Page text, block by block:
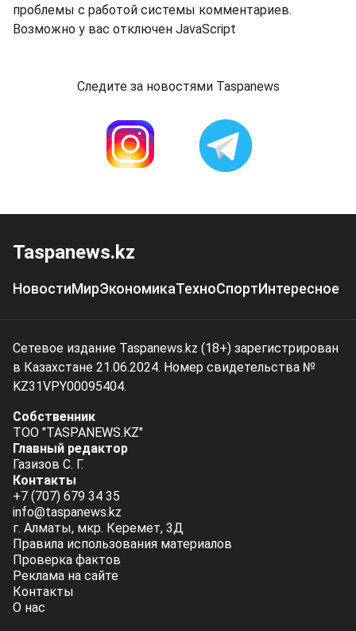
проблемы с работой системы комментариев.
Возможно у вас отключен JavaScript
Следите за новостями Taspanews
Taspanews.kz
НовостиМирЭкономикаТехноСпортИнтересное
Сетевое издание Taspanews.kz (18+) зарегистрирован
в Казахстане 21.06.2024. Номер свидетельства №
KZ31VPY00095404.
Собственник
ТОО "TASPANEWS.KZ"
Главный редактор
Газизов С. Г.
Контакты
+7 (707) 679 34 35
info@taspanews.kz
г. Алматы, мкр. Керемет, 3Д
Правила использования материалов
Проверка фактов
Реклама на сайте
Контакты
О нас